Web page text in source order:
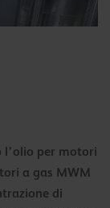
l’olio per motori
a gas MWM
di